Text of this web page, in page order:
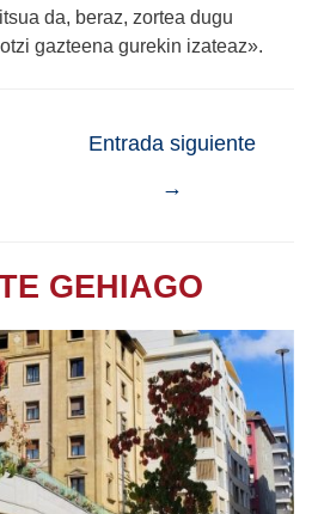
da, beraz, zortea dugu
gazteena gurekin izateaz».
Entrada siguiente
→
GEHIAGO